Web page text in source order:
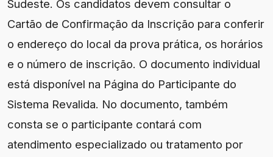
Sudeste. Os candidatos devem consultar o
Cartão de Confirmação da Inscrição para conferir
o endereço do local da prova prática, os horários
e o número de inscrição. O documento individual
está disponível na Página do Participante do
Sistema Revalida. No documento, também
consta se o participante contará com
atendimento especializado ou tratamento por